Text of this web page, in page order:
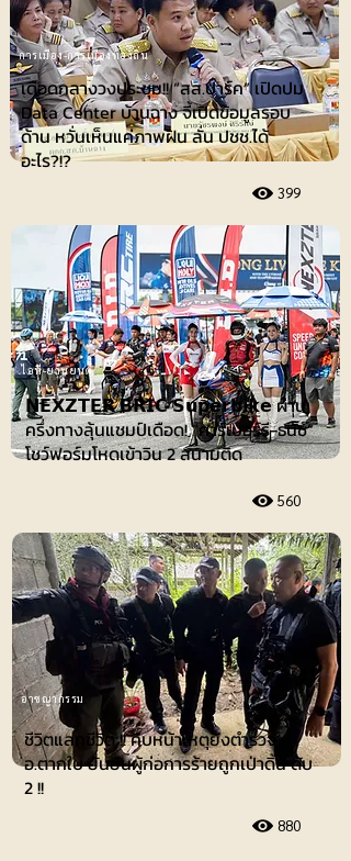
เดือดกลางวงประชุม!! “สส.ปาร์ค” เปิดปม
Data Center บ้านฉาง จี้เปิดข้อมูลรอบ
ด้าน หวั่นเห็นแค่ภาพฝัน ลั่น ปชช.ได้
อะไร?!?
399
การเมือง-การเมืองท้องถิ่น
ไอที-ยานยนต์
𝗡𝗘𝗫𝗭𝗧𝗘𝗥 𝗕𝗥𝗜𝗖 𝗦𝘂𝗽𝗲𝗿𝗯𝗶𝗸𝗲 ผ่าน
ครึ่งทางลุ้นแชมป์เดือด! “คาร์เบอร์รี-ธนัช”
โชว์ฟอร์มโหดเข้าวิน 2 สนามติด
560
ชีวิตแลกชีวิต !! คืบหน้าเหตุยิงตำรวจ
อ.ตากใบ ยันยันผู้ก่อการร้ายถูกเป่าดิ้น ดับ
2 !!
880
อาชญากรรม